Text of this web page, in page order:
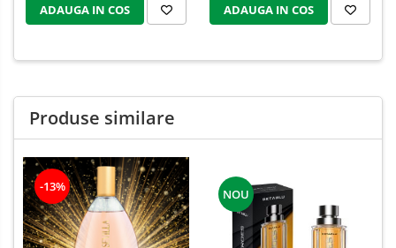
ADAUGA IN COS ADAUGA IN COS
Produse similare
-13%
NOU